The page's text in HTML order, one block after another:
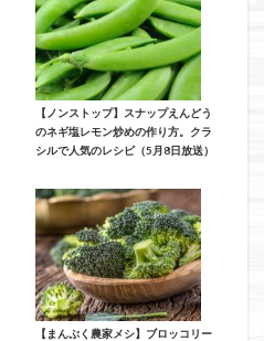
【ノンストップ】スナップえんどう
のネギ塩レモン炒めの作り方。クラ
シルで人気のレシピ（5月8日放送）
【まんぷく農家メシ】ブロッコリー